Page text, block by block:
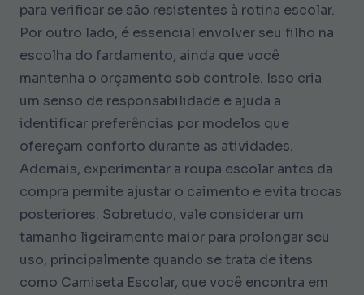
para verificar se são resistentes à rotina escolar.
Por outro lado, é essencial envolver seu filho na
escolha do fardamento, ainda que você
mantenha o orçamento sob controle. Isso cria
um senso de responsabilidade e ajuda a
identificar preferências por modelos que
ofereçam conforto durante as atividades.
Ademais, experimentar a roupa escolar antes da
compra permite ajustar o caimento e evita trocas
posteriores. Sobretudo, vale considerar um
tamanho ligeiramente maior para prolongar seu
uso, principalmente quando se trata de itens
como Camiseta Escolar, que você encontra em